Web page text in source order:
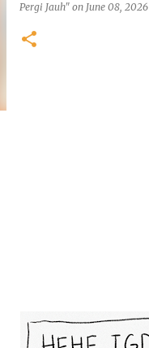
Pergi Jauh" on June 08, 2026